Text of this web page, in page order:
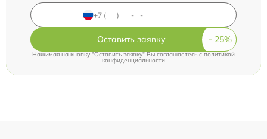
Оставить заявку
Нажимая на кнопку "Оставить заявку" Вы соглашаетесь cполитикой
конфиденциальности